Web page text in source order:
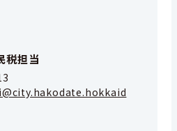
税担当